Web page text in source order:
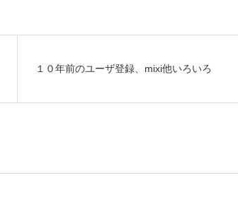
１０年前のユーザ登録、mixi他いろいろ